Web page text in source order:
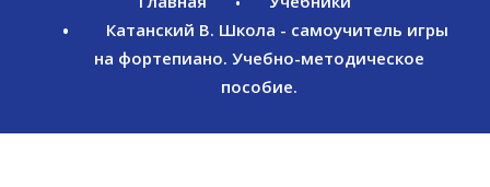
Катанский В. Школа - самоучитель игры
на фортепиано. Учебно-методическое
пособие.